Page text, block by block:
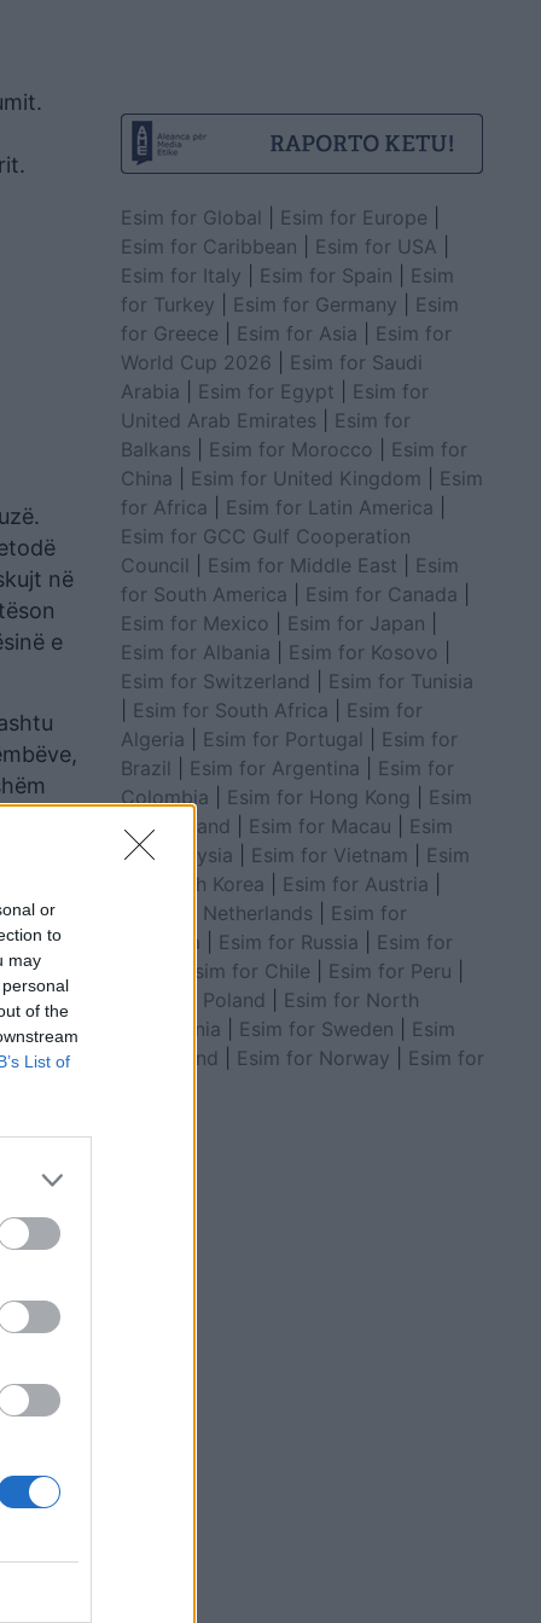
or
to
may
of the
List of
në
e
në
në
Esim for Global Esim for Europe
Esim for Caribbean
Esim for USA
Esim for Italy
Esim for Spain
Esim
for Turkey
Esim for Germany
Esim
for Greece
Esim for Asia
Esim for
World Cup 2026
Esim for Saudi
Arabia
Esim for Egypt
Esim for
United Arab Emirates
Esim for
Balkans
Esim for Morocco
Esim for
China
Esim for United Kingdom
Esim
for Africa
Esim for Latin America
Esim for GCC Gulf Cooperation
Council
Esim for Middle East
Esim
for South America
Esim for Canada
Esim for Mexico
Esim for Japan
Esim for Albania
Esim for Kosovo
Esim for Switzerland
Esim for Tunisia
Esim for South Africa
Esim for
Algeria
Esim for Portugal
Esim for
Brazil
Esim for Argentina
Esim for
Colombia
Esim for Hong Kong
Esim
for Thailand
Esim for Macau
Esim
for Malaysia
Esim for Vietnam
Esim
for South Korea
Esim for Austria
Esim for Netherlands
Esim for
Australia
Esim for Russia
Esim for
Esim for Chile Esim for Peru
Esim for Poland
Esim for North
Macedonia
Esim for Sweden
Esim
for Finland
Esim for Norway
Esim for